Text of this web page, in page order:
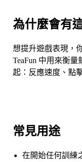
為什麼會有
想提升遊戲表現，
TeaFun 中用來衡
起：反應速度、點
常見用途
在開始任何訓練